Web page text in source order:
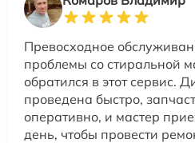
Превосходное
проблемы со стиральной
обратился в этот сервис.
проведена быстро,
оперативно, и мастер
день, чтобы провести